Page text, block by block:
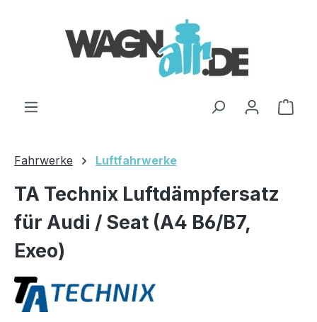
Fahrwerke Luftfahrwerke
TA Technix Luftdämpfersatz
für Audi / Seat (A4 B6/B7,
Exeo)